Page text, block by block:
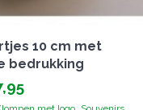
bedrukking